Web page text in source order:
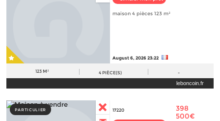
maison 4 pièces 123 m²
August 6, 2026 23:22
123 M² 4 PIÈCE(S) -
leboncoin.fr
PARTICULIER 17220
398
500€